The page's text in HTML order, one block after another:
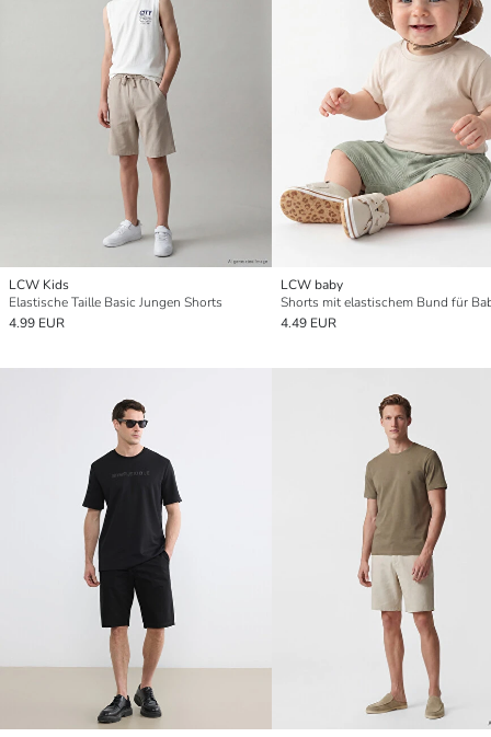
LCW Kids
Elastische Taille Basic Jungen Shorts
4.99 EUR
LCW baby
4.49 EUR